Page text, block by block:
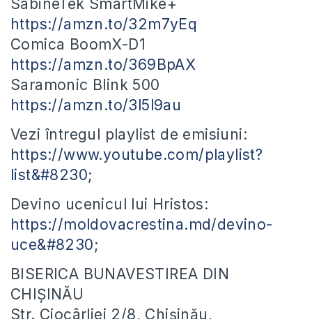
SabineTek SmartMike+
https://amzn.to/32m7yEq
Comica BoomX-D1
https://amzn.to/369BpAX
Saramonic Blink 500
https://amzn.to/3l5l9au
Vezi întregul playlist de emisiuni:
https://www.youtube.com/playlist?
list&#8230;
Devino ucenicul lui Hristos:
https://moldovacrestina.md/devino-
uce&#8230;
BISERICA BUNAVESTIREA DIN
CHIȘINĂU
Str. Ciocârliei 2/8, Chișinău,